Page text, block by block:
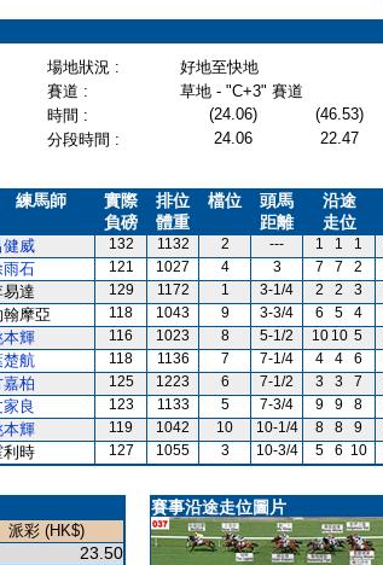
場地狀況 :
好地至快地
賽道 :
草地 - "C+3" 賽道
時間 : (24.06) (46.53)
分段時間 :
24.06 22.47
練馬師
實際
負磅
排位
體重
檔位
頭馬
距離
沿途
走位
健威 132 1132 2 --- 1 1 1
雨石 121 1027 4 3 7 7 2
易達 129 1172 1 3-1/4 2 2 3
翰摩亞 118 1043 9 3-3/4 6 5 4
本輝 116 1023 8 5-1/2 10 10 5
楚航 118 1136 7 7-1/4 4 4 6
嘉柏 125 1223 6 7-1/2 3 3 7
家良 123 1133 5 7-3/4 9 9 8
本輝 119 1042 10 10-1/4 8 8 9
利時 127 1055 3 10-3/4 5 6 10
派彩 (HK$)
23.50
賽事沿途走位圖片